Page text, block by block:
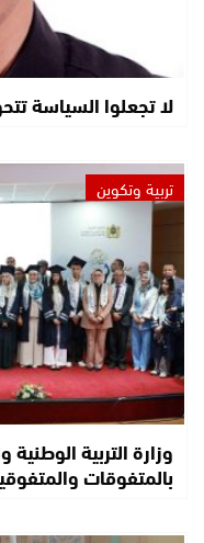
لا تجعلوا السياسة
تربية وتكوين
وزارة التربية
بالمتفوقات